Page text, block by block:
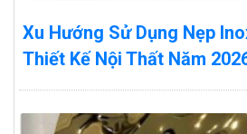
Xu Hướng Sử Dụng Nẹp
Thiết Kế Nội Thất Năm